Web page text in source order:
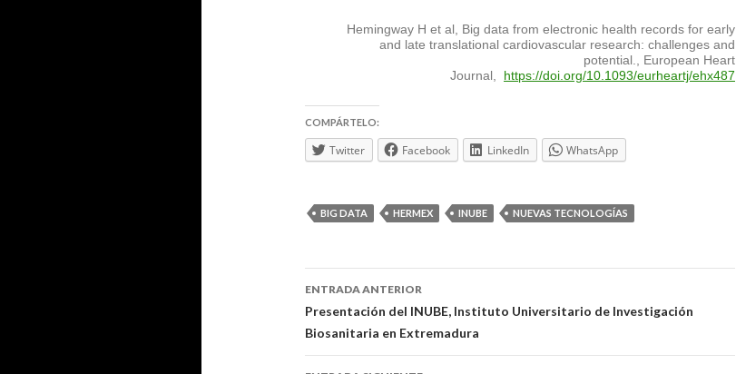
Hemingway H et al, Big data from electronic health records for early
and late translational cardiovascular research: challenges and
potential., European Heart
Journal, https://doi.org/10.1093/eurheartj/ehx487
COMPÁRTELO:
Twitter Facebook LinkedIn WhatsApp
BIG DATA HERMEX INUBE NUEVAS TECNOLOGÍAS
Navegación
de
entradas
ENTRADA ANTERIOR
Presentación del INUBE, Instituto Universitario de Investigación
Biosanitaria en Extremadura